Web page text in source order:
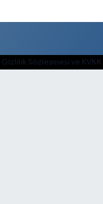
Gizlilik Sözleşmesi ve